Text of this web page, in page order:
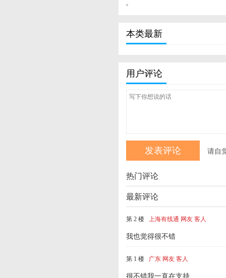
本类最新
用户评论
请自
热门评论
最新评论
第 2 楼 上海有线通 网友 客人
我也觉得很不错
第 1 楼 广东 网友 客人
很不错我一直在支持